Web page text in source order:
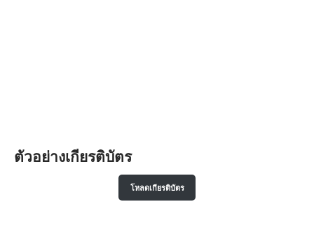
ตัวอย่างเกียรติบัตร
โหลดเกียรติบัตร